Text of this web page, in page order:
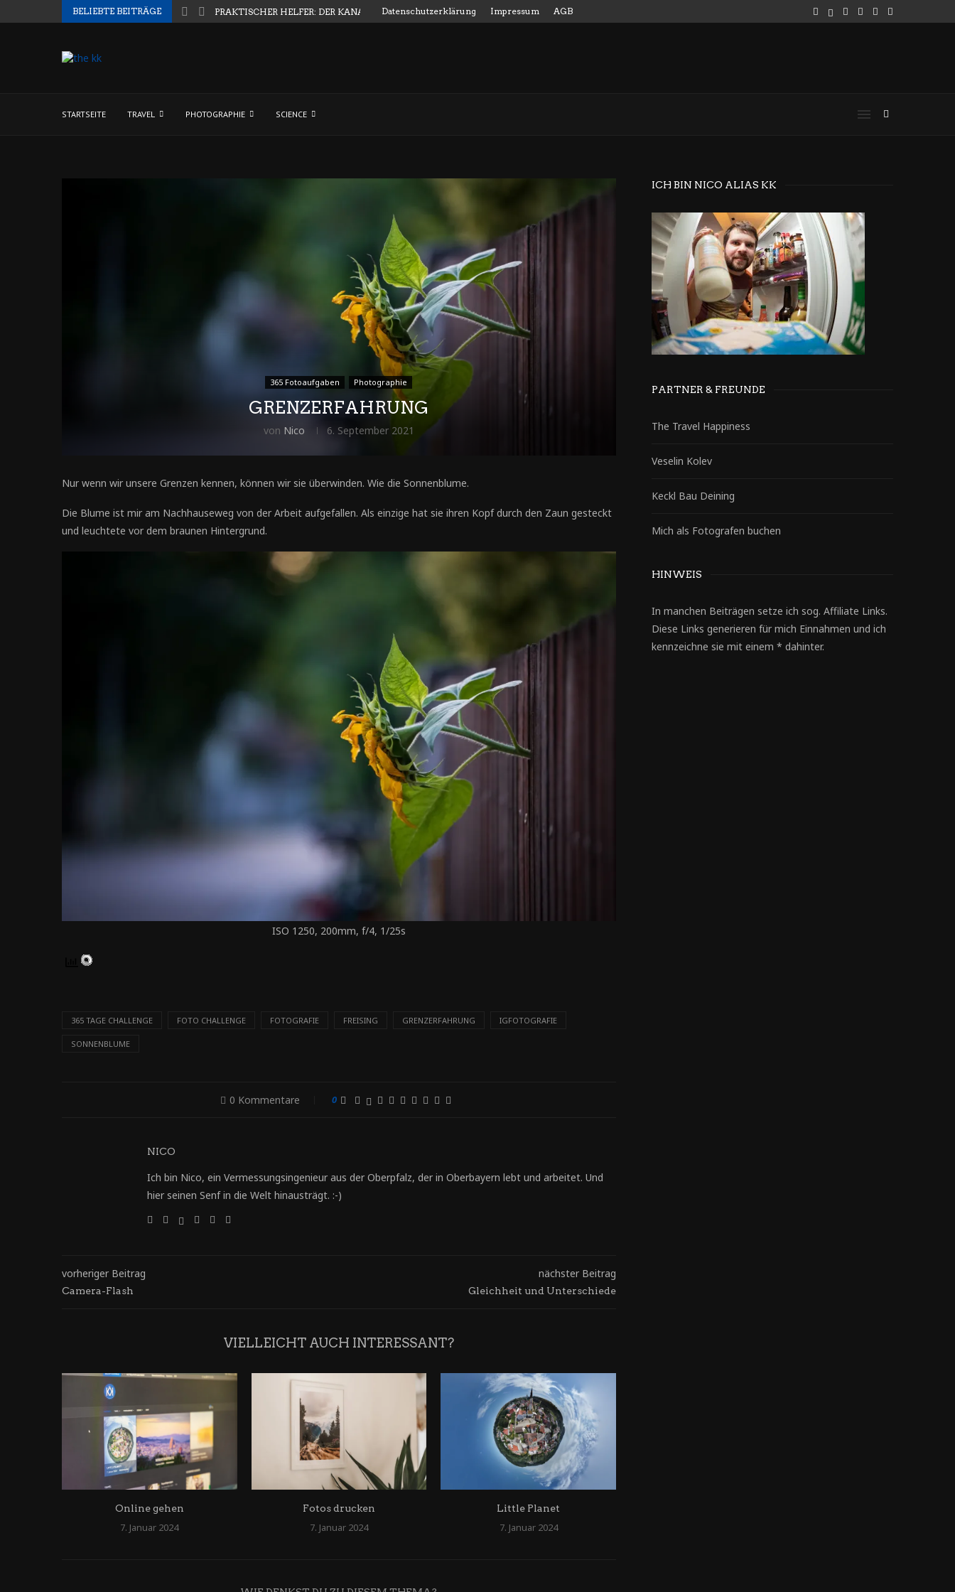
BELIEBTE BEITRÄGE PRAKTISCHER HELFER: DER KANALMESSSTABDatenschutzerklärung Impressum AGB
STARTSEITE TRAVEL PHOTOGRAPHIE SCIENCE
365 Fotoaufgaben Photographie
GRENZERFAHRUNG
von Nico 6. September 2021
Nur wenn wir unsere Grenzen kennen, können wir sie überwinden. Wie die Sonnenblume.
Die Blume ist mir am Nachhauseweg von der Arbeit aufgefallen. Als einzige hat sie ihren Kopf durch den Zaun gesteckt
und leuchtete vor dem braunen Hintergrund.
ISO 1250, 200mm, f/4, 1/25s
365 TAGE CHALLENGE FOTO CHALLENGE FOTOGRAFIE FREISING GRENZERFAHRUNG IGFOTOGRAFIE
SONNENBLUME
0 Kommentare 0
NICO
Ich bin Nico, ein Vermessungsingenieur aus der Oberpfalz, der in Oberbayern lebt und arbeitet. Und
hier seinen Senf in die Welt hinausträgt. :-)
vorheriger Beitrag
Camera-Flash
nächster Beitrag
Gleichheit und Unterschiede
VIELLEICHT AUCH INTERESSANT?
Online gehen
7. Januar 2024
Fotos drucken
7. Januar 2024
Little Planet
7. Januar 2024
ICH BIN NICO ALIAS KK
PARTNER & FREUNDE
The Travel Happiness
Veselin Kolev
Keckl Bau Deining
Mich als Fotografen buchen
HINWEIS
In manchen Beiträgen setze ich sog. Affiliate Links.
Diese Links generieren für mich Einnahmen und ich
kennzeichne sie mit einem * dahinter.